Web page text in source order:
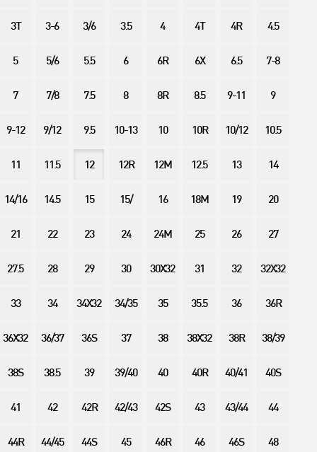
3T 3-6 3/6 3.5 4 4T 4R 4.5
5 5/6 5.5 6 6R 6X 6.5 7-8
7 7/8 7.5 8 8R 8.5 9-11 9
9-12 9/12 9.5 10-13 10 10R 10/12 10.5
11 11.5 12 12R 12M 12.5 13 14
14/16 14.5 15 15/ 16 18M 19 20
21 22 23 24 24M 25 26 27
27.5 28 29 30 30X32 31 32 32X32
33 34 34X32 34/35 35 35.5 36 36R
36X32 36/37 36S 37 38 38X32 38R 38/39
38S 38.5 39 39/40 40 40R 40/41 40S
41 42 42R 42/43 42S 43 43/44 44
44R 44/45 44S 45 46R 46 46S 48